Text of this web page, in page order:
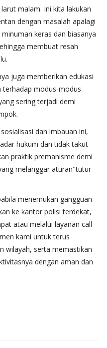
malam. Ini kita lakukan
dengan masalah apalagi
keras dan biasanya
membuat resah
juga memberikan edukasi
terhadap modus-modus
sering terjadi demi
dan imbauan ini,
hukum dan tidak takut
praktik premanisme demi
melanggar aturan"tutur
menemukan gangguan
ke kantor polisi terdekat,
atau melalui layanan call
kami untuk terus
wilayah, serta memastikan
dengan aman dan